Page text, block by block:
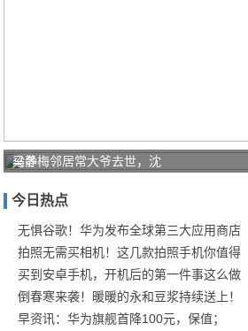
梁静
婚，
范玮
琪发
文称
马冬梅邻居常大爷去世，沈
今日热点
无惧谷歌！华为发布全球第三大应用商店
拍照无需买相机！这几款拍照手机你值得
买到安卓手机，开机后的第一件事这么做
倒春寒来袭！暖暖的永和豆浆持续送上！
早资讯：华为旗舰首降100元，保值；